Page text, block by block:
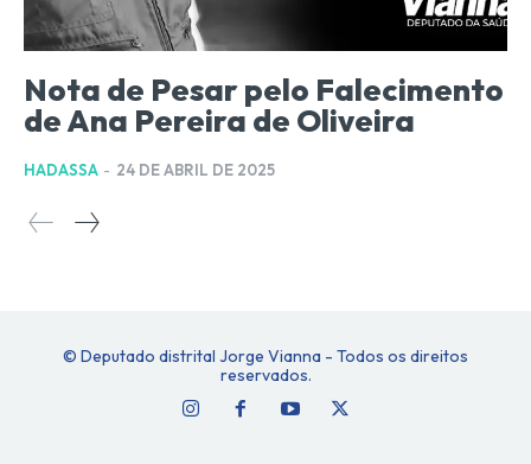
Nota de Pesar pelo Falecimento
de Ana Pereira de Oliveira
HADASSA - 24 DE ABRIL DE 2025
© Deputado distrital Jorge Vianna - Todos os direitos
reservados.